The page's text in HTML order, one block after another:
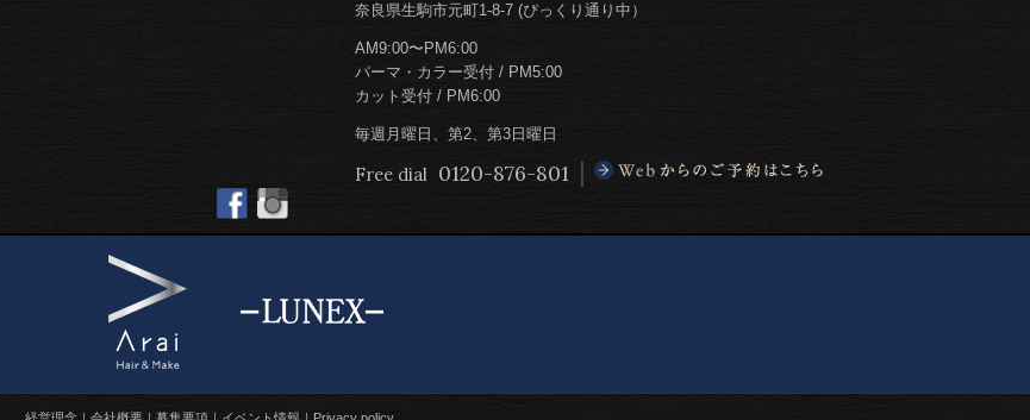
奈良県生駒市元町1-8-7 (ぴっくり通り中）
AM9:00〜PM6:00
パーマ・カラー受付 / PM5:00
カット受付 / PM6:00
毎週月曜日、第2、第3日曜日
Free dial 0120-876-801